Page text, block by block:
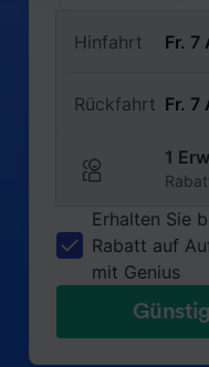
Hinfahrt
Rückfahrt
1
Erhalten Sie
Rabatt auf
mit Genius